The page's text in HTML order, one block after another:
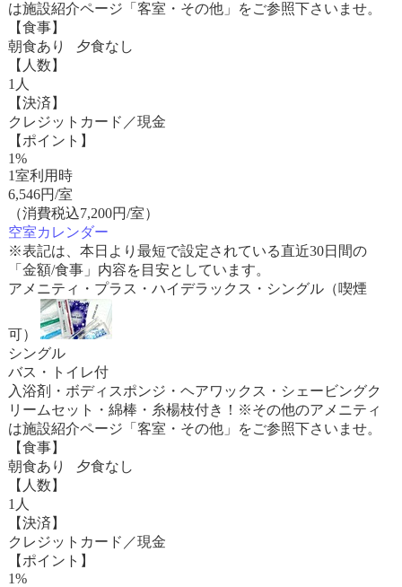
は施設紹介ページ「客室・その他」をご参照下さいませ。
【食事】
朝食あり 夕食なし
【人数】
1人
【決済】
クレジットカード／現金
【ポイント】
1%
1室利用時
6,546円/室
（消費税込7,200円/室）
空室カレンダー
※表記は、本日より最短で設定されている直近30日間の
「金額/食事」内容を目安としています。
アメニティ・プラス・ハイデラックス・シングル（喫煙
可）
シングル
バス・トイレ付
入浴剤・ボディスポンジ・ヘアワックス・シェービングク
リームセット・綿棒・糸楊枝付き！※その他のアメニティ
は施設紹介ページ「客室・その他」をご参照下さいませ。
【食事】
朝食あり 夕食なし
【人数】
1人
【決済】
クレジットカード／現金
【ポイント】
1%